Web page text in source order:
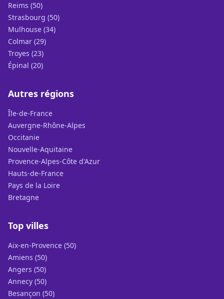
Reims (50)
Strasbourg (50)
Mulhouse (34)
Colmar (29)
Troyes (23)
Épinal (20)
Autres régions
Île-de-France
Auvergne-Rhône-Alpes
Occitanie
Nouvelle-Aquitaine
Provence-Alpes-Côte d'Azur
Hauts-de-France
Pays de la Loire
Bretagne
Top villes
Aix-en-Provence (50)
Amiens (50)
Angers (50)
Annecy (50)
Besançon (50)